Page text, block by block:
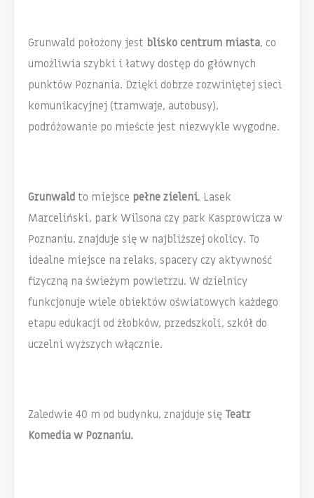
Grunwald położony jest blisko centrum miasta, co
umożliwia szybki i łatwy dostęp do głównych
punktów Poznania. Dzięki dobrze rozwiniętej sieci
komunikacyjnej (tramwaje, autobusy),
podróżowanie po mieście jest niezwykle wygodne.
Grunwald to miejsce pełne zieleni. Lasek
Marceliński, park Wilsona czy park Kasprowicza w
Poznaniu, znajduje się w najbliższej okolicy. To
idealne miejsce na relaks, spacery czy aktywność
fizyczną na świeżym powietrzu. W dzielnicy
funkcjonuje wiele obiektów oświatowych każdego
etapu edukacji od żłobków, przedszkoli, szkół do
uczelni wyższych włącznie.
Zaledwie 40 m od budynku, znajduje się Teatr
Komedia w Poznaniu.